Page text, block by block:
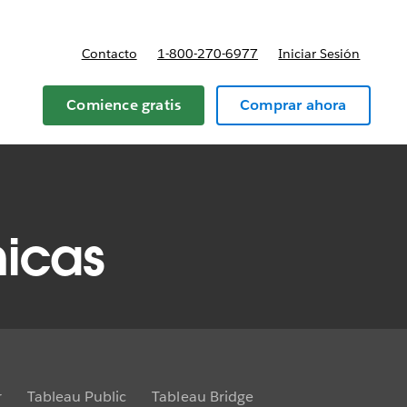
y precios
Contacto 1-800-270-6977 Iniciar Sesión
Comience gratis Comprar ahora
Tableau Public Tableau Bridge